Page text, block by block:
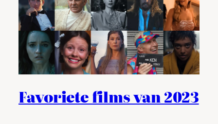
Favoriete films van 2023